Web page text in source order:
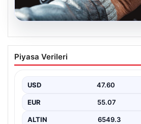
Emekliye ÖTV’siz araç
yasa çıkacak mı?
Piyasa Verileri
USD 47.60
EUR 55.07
ALTIN 6549.3